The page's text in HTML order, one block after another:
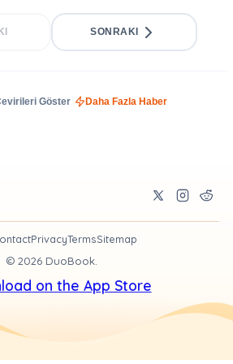
SONRAKI
Göster Daha Fazla Haber
PrivacyTermsSitemap
© 2026DuoBook.